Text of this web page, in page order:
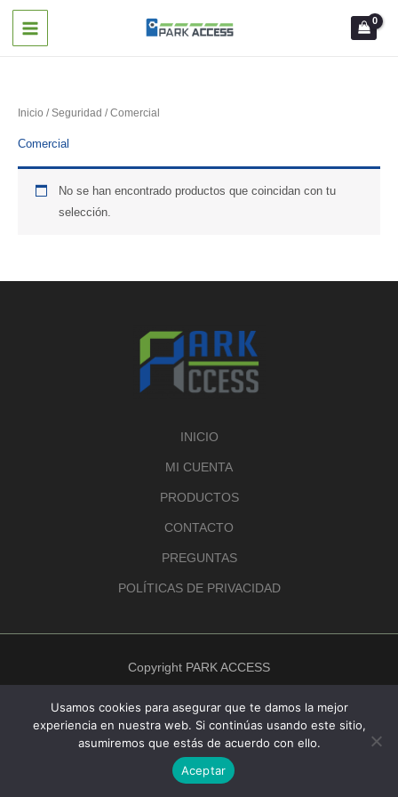
Inicio /Seguridad / Comercial
Comercial
No se han encontrado productos que coincidan con tu
selección.
INICIO
MI CUENTA
PRODUCTOS
CONTACTO
PREGUNTAS
POLÍTICAS DE PRIVACIDAD
Copyright PARK ACCESS
Usamos cookies para asegurar que te damos la mejor
experiencia en nuestra web. Si continúas usando este sitio,
asumiremos que estás de acuerdo con ello.
Aceptar